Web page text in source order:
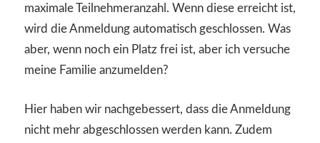
maximale Teilnehmeranzahl. Wenn diese erreicht ist,
wird die Anmeldung automatisch geschlossen. Was
aber, wenn noch ein Platz frei ist, aber ich versuche
meine Familie anzumelden?
Hier haben wir nachgebessert, dass die Anmeldung
nicht mehr abgeschlossen werden kann. Zudem